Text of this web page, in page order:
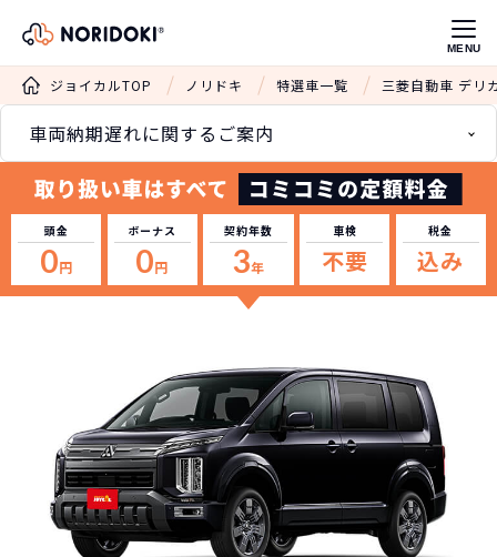
MENU
ジョイカルTOP ノリドキ 特選車一覧 三菱自動車 デリ
車両納期遅れに関するご案内
頭金
0円
ボーナス
0円
契約年数
3年
車検
不要
税金
込み